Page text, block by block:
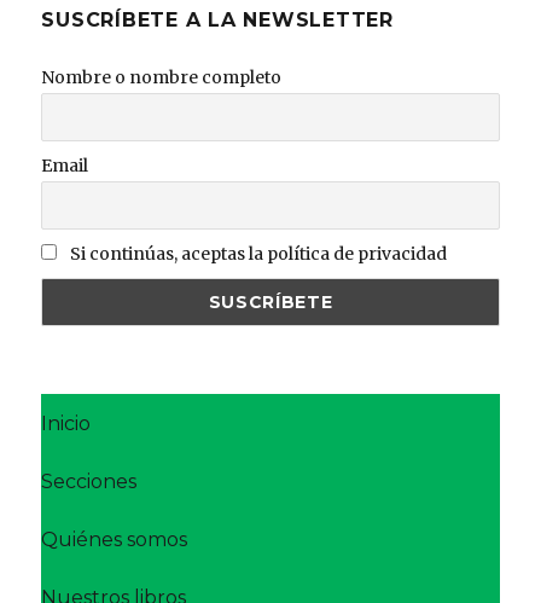
SUSCRÍBETE A LA NEWSLETTER
Nombre o nombre completo
Email
Si continúas, aceptas la política de privacidad
Inicio
Secciones
Quiénes somos
Nuestros libros